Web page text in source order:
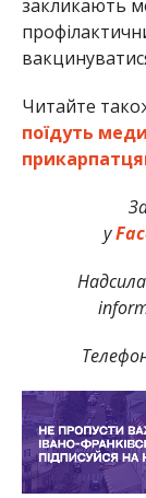
закликають
Читайте
поїдуть
у